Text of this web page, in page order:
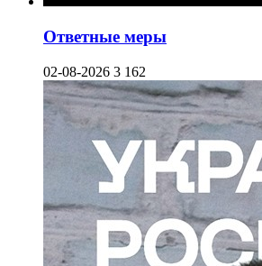
Ответные меры
02-08-2026 3 162